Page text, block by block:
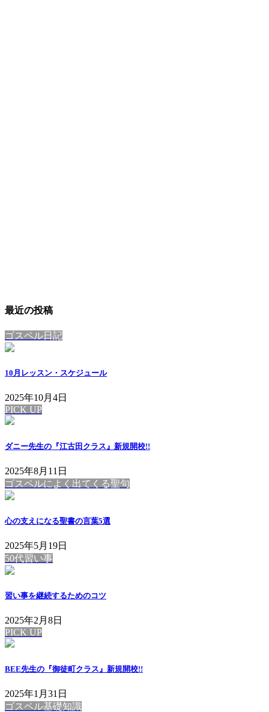
最近の投稿
ゴスペル日記
10月レッスン・スケジュール
2025年10月4日
PICK UP
ダニー先生の『江古田クラス』新規開校!!
2025年8月11日
ゴスペルによく出てくる聖句
心の支えになる聖書の言葉5選
2025年5月19日
50代習い事
習い事を継続するためのコツ
2025年2月8日
PICK UP
BEE先生の『御徒町クラス』新規開校!!
2025年1月31日
ゴスペル基礎知識